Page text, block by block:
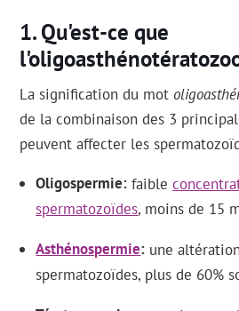
Qu'est-ce que
La signification du mot
de la combinaison des 3
peuvent affecter les
Oligospermie faible
spermatozoïdes, moins de 15
Asthénospermie une
spermatozoïdes, plus de 60%